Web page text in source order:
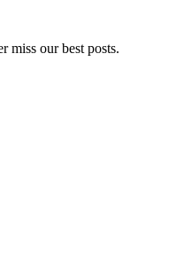
miss our best posts.